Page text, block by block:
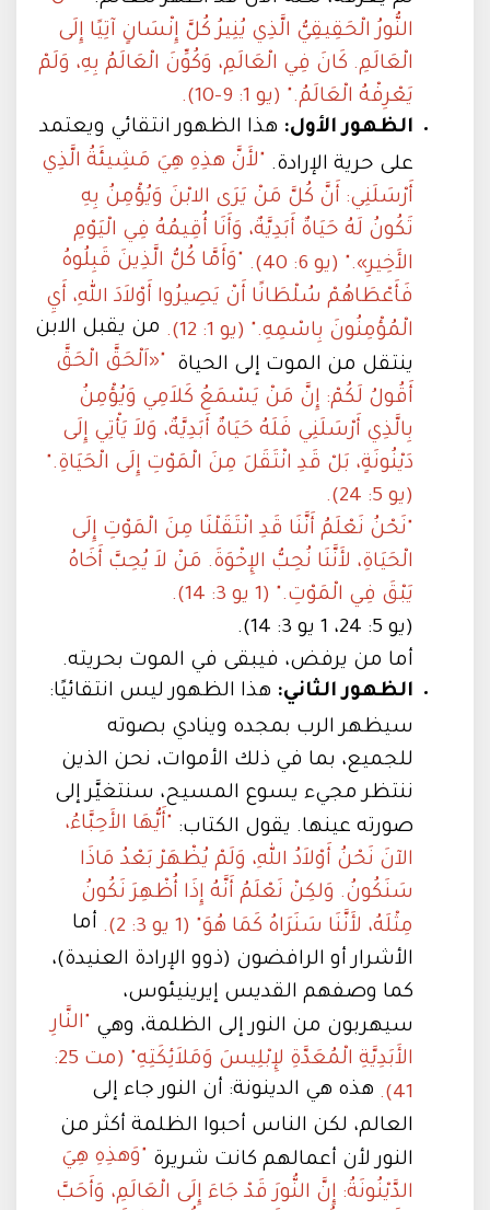
النُّورُ الْحَقِيقِيُّ الَّذِي يُنِيرُ كُلَّ إِنْسَانٍ آتِيًا إِلَى
الْعَالَمِ. كَانَ فِي الْعَالَمِ، وَكُوِّنَ الْعَالَمُ بِهِ، وَلَمْ
يَعْرِفْهُ الْعَالَمُ." (يو 1: 9-10).
الظهور الأول: هذا الظهور انتقائي ويعتمد
على حرية الإرادة. "لأَنَّ هذِهِ هِيَ مَشِيئَةُ الَّذِي
أَرْسَلَنِي: أَنَّ كُلَّ مَنْ يَرَى الابْنَ وَيُؤْمِنُ بِهِ
تَكُونُ لَهُ حَيَاةٌ أَبَدِيَّةٌ، وَأَنَا أُقِيمُهُ فِي الْيَوْمِ
الأَخِيرِ»." (يو 6: 40).
"وَأَمَّا كُلُّ الَّذِينَ قَبِلُوهُ
فَأَعْطَاهُمْ سُلْطَانًا أَنْ يَصِيرُوا أَوْلاَدَ اللهِ، أَيِ
الْمُؤْمِنُونَ بِاسْمِهِ." (يو 1: 12).
من يقبل الابن
ينتقل من الموت إلى الحياة "«اَلْحَقَّ الْحَقَّ
أَقُولُ لَكُمْ: إِنَّ مَنْ يَسْمَعُ كَلاَمِي وَيُؤْمِنُ
بِالَّذِي أَرْسَلَنِي فَلَهُ حَيَاةٌ أَبَدِيَّةٌ، وَلاَ يَأْتِي إِلَى
دَيْنُونَةٍ، بَلْ قَدِ انْتَقَلَ مِنَ الْمَوْتِ إِلَى الْحَيَاةِ."
(يو 5: 24).
"نَحْنُ نَعْلَمُ أَنَّنَا قَدِ انْتَقَلْنَا مِنَ الْمَوْتِ إِلَى
الْحَيَاةِ، لأَنَّنَا نُحِبُّ الإِخْوَةَ. مَنْ لاَ يُحِبَّ أَخَاهُ
يَبْقَ فِي الْمَوْتِ." (1 يو 3: 14).
(يو 5: 24، 1 يو 3: 14).
أما من يرفض، فيبقى في الموت بحريته.
الظهور الثاني: هذا الظهور ليس انتقائيًا:
سيظهر الرب بمجده وينادي بصوته
للجميع، بما في ذلك الأموات، نحن الذين
ننتظر مجيء يسوع المسيح، سنتغيَّر إلى
صورته عينها. يقول الكتاب: "أَيُّهَا الأَحِبَّاءُ،
الآنَ نَحْنُ أَوْلاَدُ اللهِ، وَلَمْ يُظْهَرْ بَعْدُ مَاذَا
سَنَكُونُ. وَلكِنْ نَعْلَمُ أَنَّهُ إِذَا أُظْهِرَ نَكُونُ
مِثْلَهُ، لأَنَّنَا سَنَرَاهُ كَمَا هُوَ" (1 يو 3: 2).
أما
الأشرار أو الرافضون (ذوو الإرادة العنيدة)،
كما وصفهم القديس إيرينيئوس،
سيهربون من النور إلى الظلمة، وهي "النَّارِ
الأَبَدِيَّةِ الْمُعَدَّةِ لإِبْلِيسَ وَمَلاَئِكَتِهِ" (مت 25:
41).
هذه هي الدينونة: أن النور جاء إلى
العالم، لكن الناس أحبوا الظلمة أكثر من
النور لأن أعمالهم كانت شريرة "وَهذِهِ هِيَ
الدَّيْنُونَةُ: إِنَّ النُّورَ قَدْ جَاءَ إِلَى الْعَالَمِ، وَأَحَبَّ